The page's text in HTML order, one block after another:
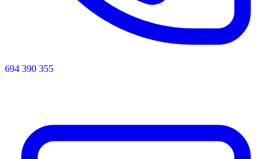
694 390 355